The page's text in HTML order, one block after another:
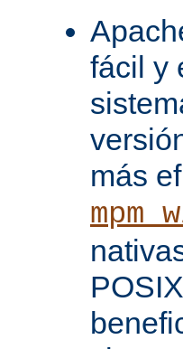
fácil y
más